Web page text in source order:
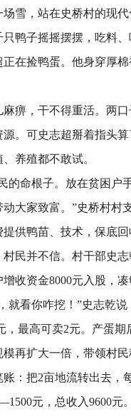
，站在史桥村的现代
鸭子摇摇摆摆，吃料、
捡鸭蛋。他身穿厚棉
，干不得重活。两口
可史志超掰着指头算
养殖都不敢试。
命根子。放在贫困户手
大家致富。”史桥村村
供鸭苗、技术，保底回
并不信。村干部史志
收资金8000元入股，
看你咋挖！”史志乾说
，最高可卖2元。产蛋
再扩大一倍，带领村民
把2亩地流转出去，
元，总收入9600元